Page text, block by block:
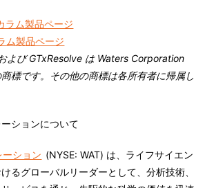
ラム製品ページ
ム製品ページ
よびGTxResolve はWaters Corporation
標です。その他の商標は各所有者に帰属し
ションについて
ション (NYSE: WAT) は、ライフサイエン
るグローバルリーダーとして、分析技術、